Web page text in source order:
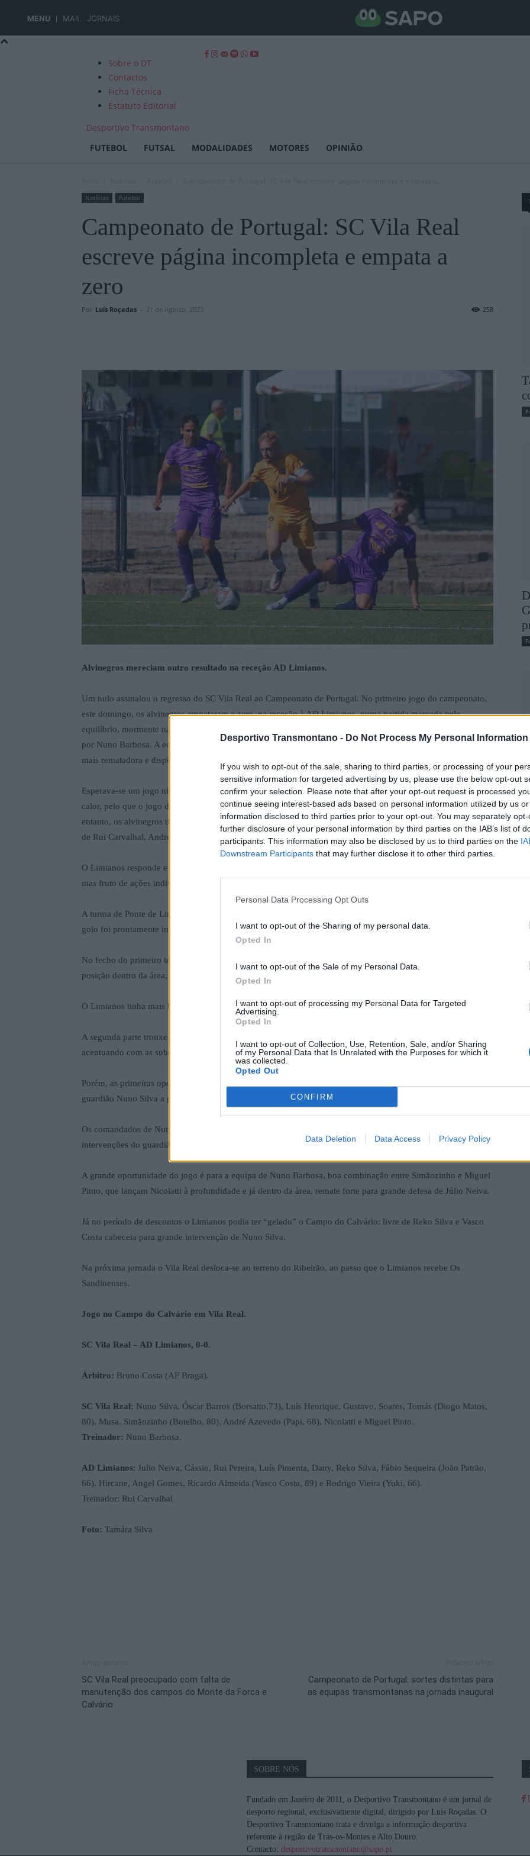
Desportivo Transmontano - Do Not Process My Personal Information
If you wish to opt-out of the sale, sharing to third parties, or processing of your
sensitive information for targeted advertising by us, please use the below opt-out
confirm your selection. Please note that after your opt-out request is processed
continue seeing interest-based ads based on personal information utilized by us
information disclosed to third parties prior to your opt-out. You may separately
further disclosure of your personal information by third parties on the IAB’s list of
participants. This information may also be disclosed by us to third parties on the
Downstream Participants that may further disclose it to other third parties.
Personal Data Processing Opt Outs
I want to opt-out of the Sharing of my personal data.
Opted In
I want to opt-out of the Sale of my Personal Data.
Opted In
I want to opt-out of processing my Personal Data for Targeted
Advertising.
Opted In
I want to opt-out of Collection, Use, Retention, Sale, and/or Sharing
of my Personal Data that Is Unrelated with the Purposes for which it
was collected.
Opted Out
CONFIRM
Data Deletion Data Access Privacy Policy
MENU MAIL JORNAIS
Sobre o DT
Contactos
Ficha Técnica
Estatuto Editorial
Desportivo Transmontano
FUTEBOL
FUTSAL MODALIDADES MOTORES OPINIÃO
Notícias Futebol
Campeonato de Portugal: SC Vila Real
escreve página incompleta e empata a
zero
Por Luís Roçadas - 21 de Agosto, 2023 258
Alvinegros mereciam outro resultado na receção AD Limianos.
Um nulo assinalou o regresso do SC Vila Real ao Campeonato de Portugal. No primeiro jogo do campeonato,
este domingo, os alvinegros empataram a zero, na receção à AD Limianos, numa partida marcada pelo
equilíbrio, mormente na primeira parte, mas em que a vitória bem podia ter caído para o conjunto orientado
por Nuno Barbosa. A equipa vila-realense deu bons indicadores frente ao conjunto de Ponte de Lima, foi a
mais rematadora e dispôs das melhores oportunidades para chegar ao golo.
Esperava-se um jogo nivelado de duas equipas que subiram esta época aos nacionais, numa tarde de muito
calor, pelo que o jogo de luta e a falta de oportunidades claras foi o tónico dos primeiros 45 minutos. No
entanto, os alvinegros tiveram a primeira oportunidade de golo, aos 15 minutos: erro na saída de bola da turma
de Rui Carvalhal, André Azevedo isola-se dentro da área mas remata à figura de Júlio Neiva.
O Limianos responde e tem três remates de meia distancia – dois de Dany Carvalho e um de Ricardo Almeida,
mas fruto de ações individuais e não de mérito coletivo.
A turma de Ponte de Lima ainda introduziu a bola dentro da baliza do Vila Real, por Ricardo Almeida, mas o
golo foi prontamente invalidado por fora de jogo.
No fecho do primeiro tempo, foi novamente o Vila Real a criar perigo, com Miguel Pinto a surgir em boa
posição dentro da área, mas a rematar por cima.
O Limianos tinha mais bola, mas o resultado estava justo ao intervalo.
A segunda parte trouxe um jogo mais aberto, com o conjunto vila-realense , mais afoito no ataque, e que se foi
acentuando com as substituições introduzidas por Nuno Barbosa.
Porém, as primeiras oportunidades são do Limianos, ambas por Angel Gomes, numa delas isolou-se com o
guardião Nuno Silva a ganhar o duelo.
Os comandados de Nuno Barbosa tiveram alguns remates perigosos, todos eles de fora da área, mas para boas
intervenções do guardião forasteiro Júlio Neiva (homem do jogo), por Miguel Pinto e Diogo Matos.
A grande oportunidade do jogo é para a equipa de Nuno Barbosa, boa combinação entre Simãozinho e Miguel
Pinto, que lançam Nicolatti à profundidade e já dentro da área, remate forte para grande defesa de Júlio Neiva.
Já no período de descontos o Limianos podia ter “gelado” o Campo do Calvário: livre de Reko Silva e Vasco
Costa cabeceia para grande intervenção de Nuno Silva.
Na próxima jornada o Vila Real desloca-se ao terreno do Ribeirão, ao passo que o Limianos recebe Os
Sandinenses.
Jogo no Campo do Calvário em Vila Real.
SC Vila Real – AD Limianos, 0-0.
Árbitro: Bruno Costa (AF Braga).
SC Vila Real: Nuno Silva, Óscar Barros (Borsatto,73), Luís Henrique, Gustavo, Soares, Tomás (Diogo Matos,
80), Musa, Simãozinho (Botelho, 80), André Azevedo (Papi, 68), Nicolatti e Miguel Pinto.
Treinador: Nuno Barbosa.
AD Limianos: Julio Neiva, Cássio, Rui Pereira, Luís Pimenta, Dany, Reko Silva, Fábio Sequeira (João Patrão,
66), Hircane, Angel Gomes, Ricardo Almeida (Vasco Costa, 89) e Rodrigo Vieira (Yuki, 66).
Treinador: Rui Carvalhal
Foto: Tamára Silva
SC Vila Real preocupado com falta de
manutenção dos campos do Monte da Forca e
Calvário
Campeonato de Portugal: sortes distintas para
as equipas transmontanas na jornada inaugural
SOBRE NÓS
Fundado em Janeiro de 2011, o Desportivo Transmontano é um jornal de
desporto regional, exclusivamente digital, dirigido por Luís Roçadas. O
Desportivo Transmontano trata e divulga a informação desportiva
referente à região de Trás-os-Montes e Alto Douro.
Contacto: desportivotransmontano@sapo.pt